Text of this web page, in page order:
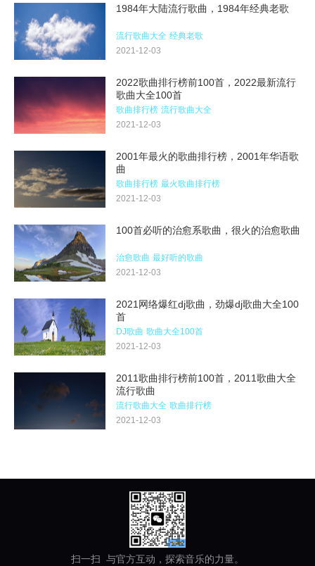
1984年大陆流行歌曲，1984年经典老歌
流行歌曲大全 经典老歌
2021-12-03
2022歌曲排行榜前100首，2022最新流行
歌曲大全100首
歌曲排行榜 流行歌曲大全
2021-12-03
2001年最火的歌曲排行榜，2001年华语歌
曲
歌曲排行榜 最火歌曲排行榜
2021-12-03
100首必听的治愈系歌曲，很火的治愈歌曲
治愈歌曲 最好听的歌曲
2021-12-03
2021网络爆红dj歌曲，劲爆dj歌曲大全100
首
DJ歌曲 歌曲大全100首
2021-12-03
2011歌曲排行榜前100首，2011歌曲大全
流行歌曲
流行歌曲大全 歌曲排行榜
2021-12-03
扫一扫 与官方互动，探索音乐的力量。